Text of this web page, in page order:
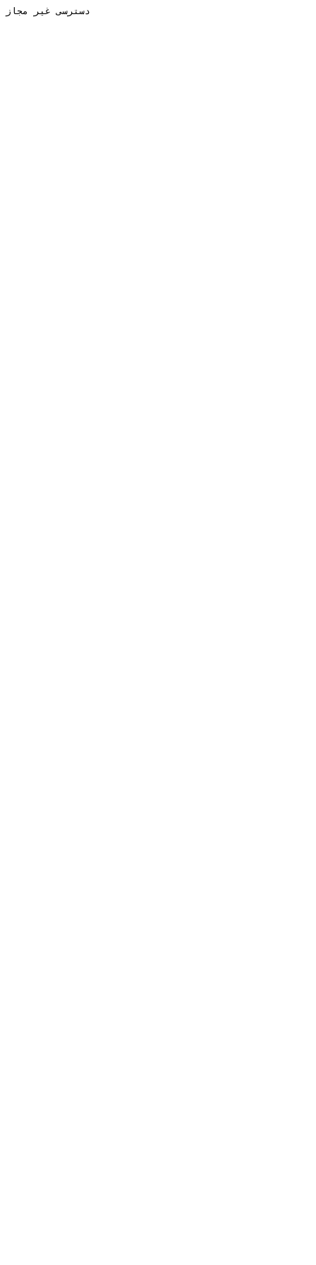
دسترسی غیر مجاز